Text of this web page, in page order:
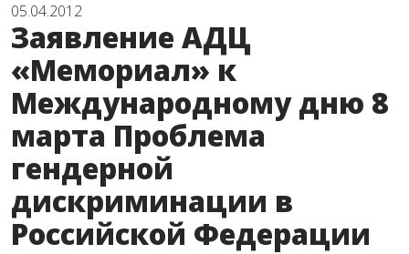
05.04.2012
Заявление АДЦ
«Мемориал» к
Международному дню 8
марта Проблема
гендерной
дискриминации в
Российской Федерации